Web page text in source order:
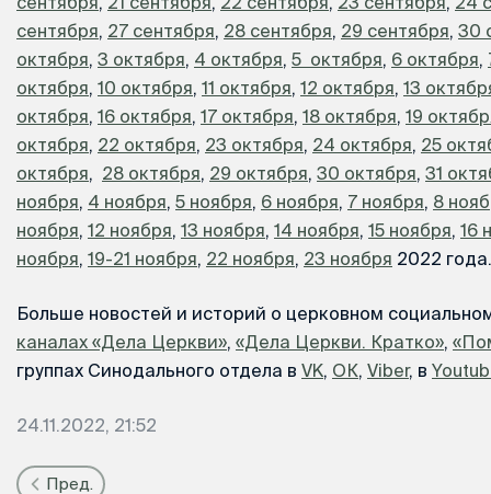
сентября, 27 сентября, 28 сентября, 29 сентября, 30
октября, 3 октября, 4 октября, 5 октября, 6 октября,
октября, 10 октября, 11 октября, 12 октября, 13
октября, 16 октября, 17 октября, 18 октября, 19
октября, 22 октября, 23 октября, 24 октября, 25
октября, 28 октября, 29 октября, 30 октября, 31
ноября, 4 ноября, 5 ноября, 6 ноября, 7 ноября, 8
ноября, 12 ноября, 13 ноября, 14 ноября, 15 ноября, 16
ноября, 19-21 ноября, 22 ноября, 23 ноября 2022 года.
Больше новостей и историй о церковном
каналах «Дела Церкви», «Дела Церкви. Кратко»,
группах Синодального отдела в VK, ОК, Viber, в
24.11.2022, 21:52
Пред.